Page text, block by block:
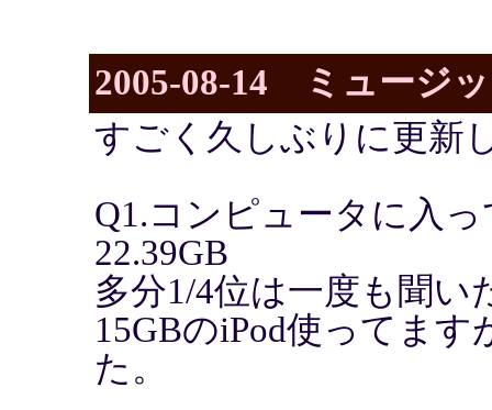
2005-08-14 ミュージ
すごく久しぶりに更新
Q1.コンピュータに入
22.39GB
多分1/4位は一度も聞い
15GBのiPod使ってま
た。